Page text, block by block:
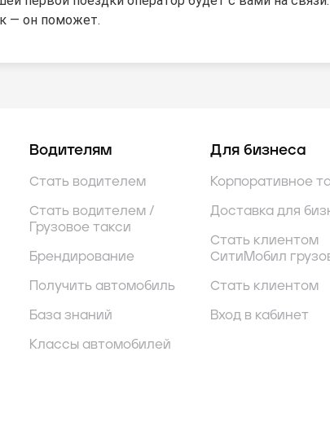
— он поможет.
Водителям
Стать водителем
Стать водителем /
Грузовое такси
Брендирование
Получить автомобиль
База знаний
Классы автомобилей
Для бизнеса
Корпоративное
Доставка для
Стать клиентом
СитиМобил
Стать клиентом
Вход в кабинет